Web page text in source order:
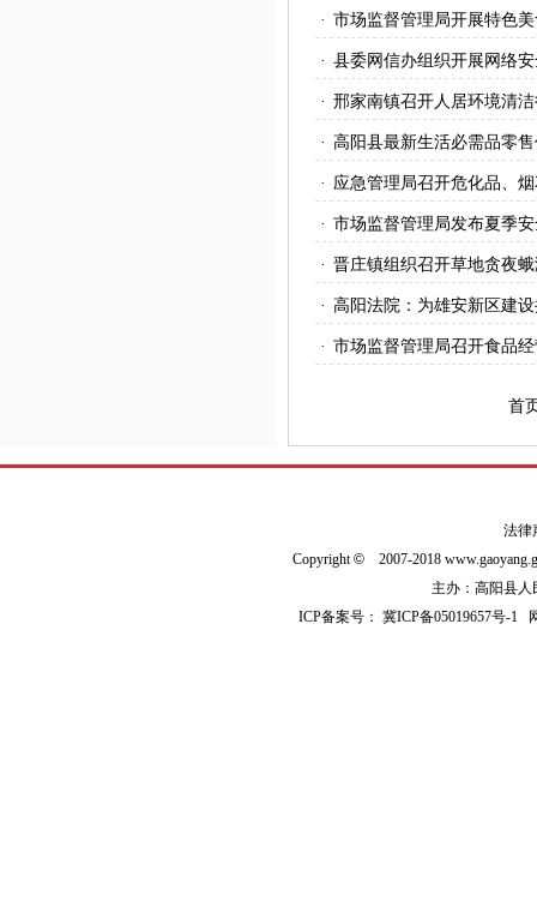
· 市场监督管理局开展特色
· 县委网信办组织开展网络
· 邢家南镇召开人居环境清
· 高阳县最新生活必需品零
· 应急管理局召开危化品、
· 市场监督管理局发布夏季
· 晋庄镇组织召开草地贪夜
· 高阳法院：​为雄安新区建
· 市场监督管理局召开食品
首
法律
Copyright© 2007-2018
主办：高阳县人
ICP备案号：冀ICP备05019657号-1